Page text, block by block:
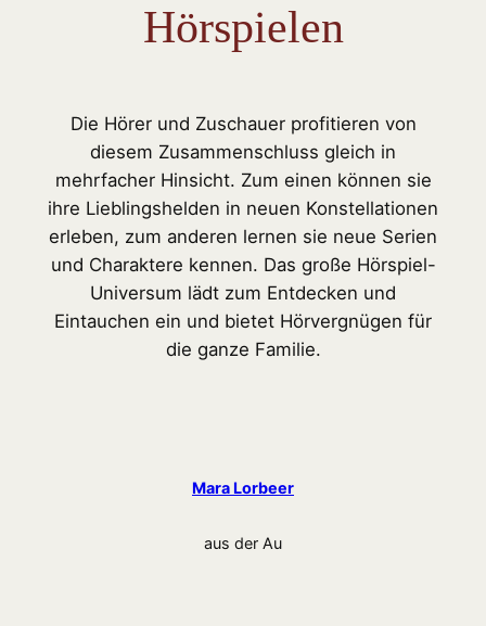
Hörspielen
Die Hörer und Zuschauer profitieren von
diesem Zusammenschluss gleich in
mehrfacher Hinsicht. Zum einen können sie
ihre Lieblingshelden in neuen Konstellationen
erleben, zum anderen lernen sie neue Serien
und Charaktere kennen. Das große Hörspiel-
Universum lädt zum Entdecken und
Eintauchen ein und bietet Hörvergnügen für
die ganze Familie.
Mara Lorbeer
aus der Au